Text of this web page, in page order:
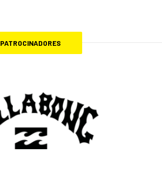
PATROCINADORES